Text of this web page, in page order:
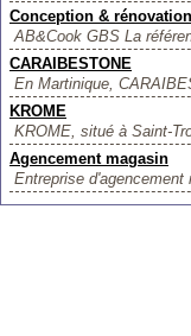
Conception &
AB&Cook GBS La
CARAIBESTONE
En Martinique,
KROME
KROME, situé à Saint-
Agencement magasin
Entreprise